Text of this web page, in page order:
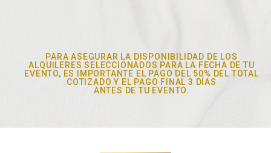
PARA ASEGURAR LA DISPONIBILIDAD DE LOS
ALQUILERES SELECCIONADOS PARA LA FECHA DE TU
EVENTO, ES IMPORTANTE EL PAGO DEL 50% DEL TOTAL
COTIZADO Y EL PAGO FINAL 3 DÍAS
ANTES DE TU EVENTO.